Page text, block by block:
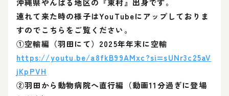
沖縄県やんばる地区の『東村』出身です。
連れて来た時の様子はYouTubeにアップしておりま
すのでこちらをご覧ください。
①空輸編（羽田にて）2025年年末に空輸
https://youtu.be/a8fkB99AMxc?si=sUNr3c25aV
jKpPVH
②羽田から動物病院へ直行編（動画11分過ぎに登場